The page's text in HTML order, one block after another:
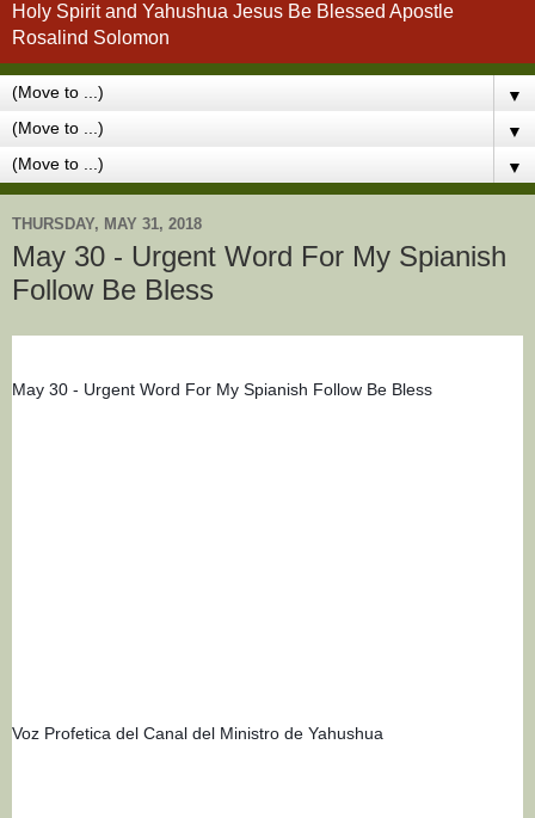
Holy Spirit and Yahushua Jesus Be Blessed Apostle
Rosalind Solomon
▼
▼
▼
THURSDAY, MAY 31, 2018
May 30 - Urgent Word For My Spianish
Follow Be Bless
May 30 - Urgent Word For My Spianish Follow Be Bless
Voz Profetica del Canal del Ministro de Yahushua